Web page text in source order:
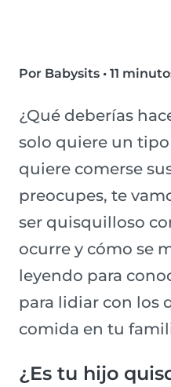
Por Babysits • 11
¿Qué deberías
solo quiere un
quiere comerse
preocupes, te
ser quisquilloso
ocurre y cómo se
leyendo para
para lidiar con los
comida en tu
¿Es tu hijo